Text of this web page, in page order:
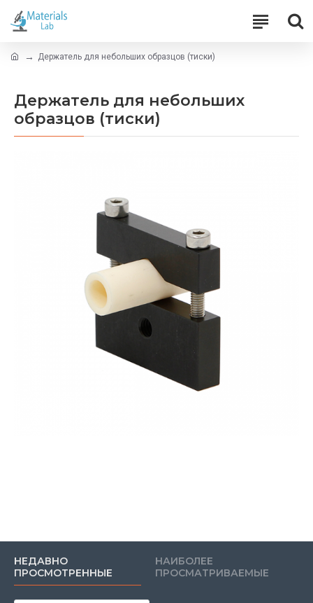
Держатель для небольших образцов (тиски)
Держатель для небольших
образцов (тиски)
НЕДАВНО
ПРОСМОТРЕННЫЕ
НАИБОЛЕЕ
ПРОСМАТРИВАЕМЫЕ